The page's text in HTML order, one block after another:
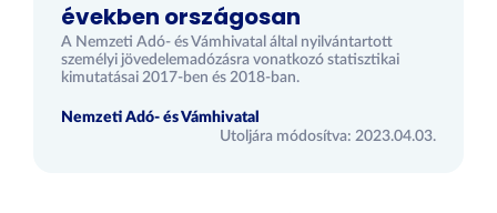
években országosan
A Nemzeti Adó- és Vámhivatal által nyilvántartott
személyi jövedelemadózásra vonatkozó statisztikai
kimutatásai 2017-ben és 2018-ban.
Nemzeti Adó- és Vámhivatal
Utoljára módosítva: 2023.04.03.